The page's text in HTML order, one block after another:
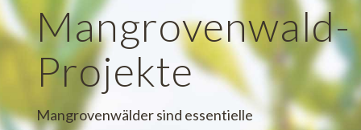
Mangrovenwald-
Projekte
Mangrovenwälder sind essentielle